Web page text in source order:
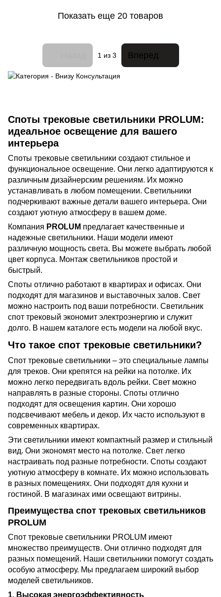
Показать еще 20 товаров
1из 3 Вперед
Споты трековые светильники PROLUM:
идеальное освещение для вашего
интерьера
Споты трековые светильники создают стильное и
функциональное освещение. Они легко адаптируются к
различным дизайнерским решениям. Их можно
устанавливать в любом помещении. Светильники
подчеркивают важные детали вашего интерьера. Они
создают уютную атмосферу в вашем доме.
Компания PROLUM предлагает качественные и
надежные светильники. Наши модели имеют
различную мощность света. Вы можете выбрать любой
цвет корпуса. Монтаж светильников простой и
быстрый.
Споты отлично работают в квартирах и офисах. Они
подходят для магазинов и выставочных залов. Свет
можно настроить под ваши потребности. Светильник
спот трековый экономит электроэнергию и служит
долго. В нашем каталоге есть модели на любой вкус.
Что такое спот трековые светильники?
Спот трековые светильники – это специальные лампы
для треков. Они крепятся на рейки на потолке. Их
можно легко передвигать вдоль рейки. Свет можно
направлять в разные стороны. Споты отлично
подходят для освещения картин. Они хорошо
подсвечивают мебель и декор. Их часто используют в
современных квартирах.
Эти светильники имеют компактный размер и стильный
вид. Они экономят место на потолке. Свет легко
настраивать под разные потребности. Споты создают
уютную атмосферу в комнате. Их можно использовать
в разных помещениях. Они подходят для кухни и
гостиной. В магазинах ими освещают витрины.
Преимущества спот трековых светильников
PROLUM
Спот трековые светильники PROLUM имеют
множество преимуществ. Они отлично подходят для
разных помещений. Наши светильники помогут создать
особую атмосферу. Мы предлагаем широкий выбор
моделей светильников.
1. Высокая энергоэффективность